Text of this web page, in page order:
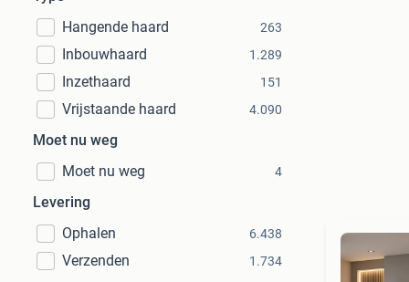
Hangende haard
263
Inbouwhaard 1.289
Inzethaard 151
Vrijstaande haard 4.090
Moet nu weg
Moet nu weg
4
Levering
Ophalen
6.438
Verzenden 1.734